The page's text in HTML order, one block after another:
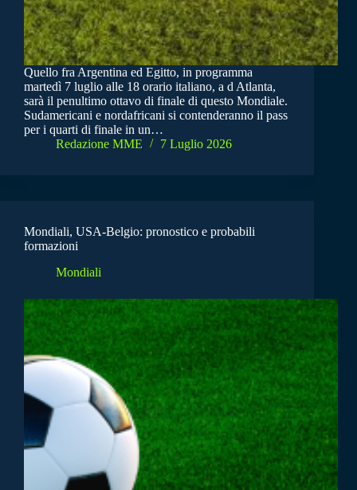
Quello fra Argentina ed Egitto, in programma
martedì 7 luglio alle 18 orario italiano, a d Atlanta,
sarà il penultimo ottavo di finale di questo Mondiale.
Sudamericani e nordafricani si contenderanno il pass
per i quarti di finale in un…
Redazione MME
7 Luglio 2026
Mondiali, USA-Belgio: pronostico e probabili
formazioni
Mondiali